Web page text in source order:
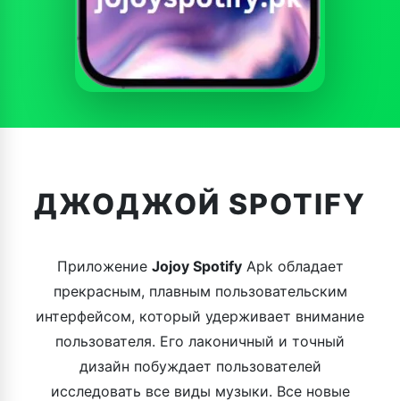
ДЖОДЖОЙ SPOTIFY
Приложение Jojoy SpotifyApk обладает
прекрасным, плавным пользовательским
интерфейсом, который удерживает внимание
пользователя. Его лаконичный и точный
дизайн побуждает пользователей
исследовать все виды музыки. Все новые